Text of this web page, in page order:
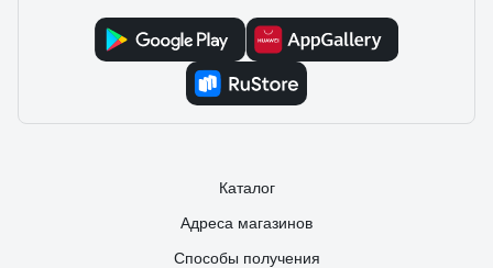
Каталог
Адреса магазинов
Способы получения